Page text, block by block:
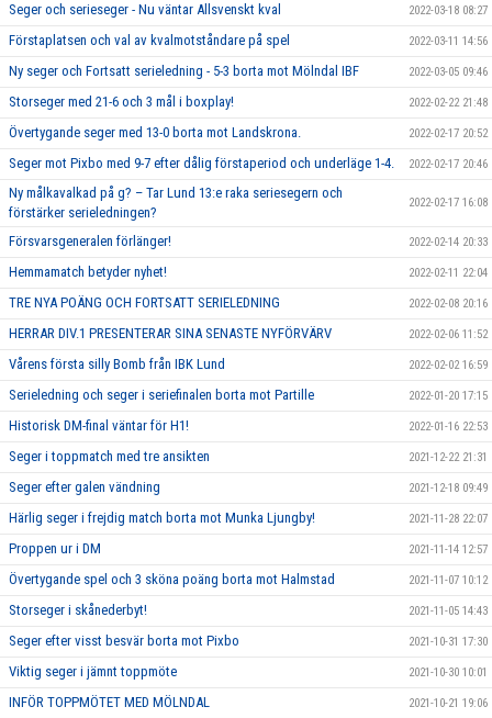
Seger och serieseger - Nu väntar Allsvenskt kval 2022-03-18 08:27
Förstaplatsen och val av kvalmotståndare på spel 2022-03-11 14:56
Ny seger och Fortsatt serieledning - 5-3 borta mot Mölndal IBF 2022-03-05 09:46
Storseger med 21-6 och 3 mål i boxplay! 2022-02-22 21:48
Övertygande seger med 13-0 borta mot Landskrona. 2022-02-17 20:52
Seger mot Pixbo med 9-7 efter dålig förstaperiod och underläge 1-4. 2022-02-17 20:46
Ny målkavalkad på g? – Tar Lund 13:e raka seriesegern och
förstärker serieledningen?
2022-02-17 16:08
Försvarsgeneralen förlänger! 2022-02-14 20:33
Hemmamatch betyder nyhet! 2022-02-11 22:04
TRE NYA POÄNG OCH FORTSATT SERIELEDNING 2022-02-08 20:16
HERRAR DIV.1 PRESENTERAR SINA SENASTE NYFÖRVÄRV 2022-02-06 11:52
Vårens första silly Bomb från IBK Lund 2022-02-02 16:59
Serieledning och seger i seriefinalen borta mot Partille 2022-01-20 17:15
Historisk DM-final väntar för H1! 2022-01-16 22:53
Seger i toppmatch med tre ansikten 2021-12-22 21:31
Seger efter galen vändning 2021-12-18 09:49
Härlig seger i frejdig match borta mot Munka Ljungby! 2021-11-28 22:07
Proppen ur i DM 2021-11-14 12:57
Övertygande spel och 3 sköna poäng borta mot Halmstad 2021-11-07 10:12
Storseger i skånederbyt! 2021-11-05 14:43
Seger efter visst besvär borta mot Pixbo 2021-10-31 17:30
Viktig seger i jämnt toppmöte 2021-10-30 10:01
INFÖR TOPPMÖTET MED MÖLNDAL 2021-10-21 19:06